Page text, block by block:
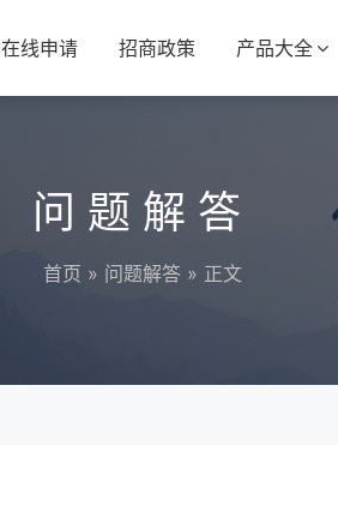
在线申请 招商政策 产品大全
问题解答
首页 » 问题解答 » 正文